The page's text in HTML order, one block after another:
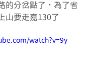
的分岔點了，為了省
山要走嘉130了
watch?v=9y-